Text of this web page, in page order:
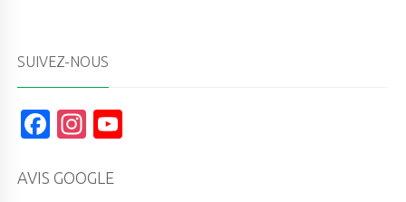
SUIVEZ-NOUS
F
c
In
a
AVIS GOOGLE